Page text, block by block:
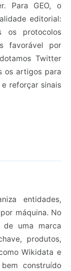
Para GEO, o
editorial:
os protocolos
favorável por
Twitter
os artigos para
reforçar sinais
entidades,
máquina. No
de uma marca
produtos,
Wikidata e
construído